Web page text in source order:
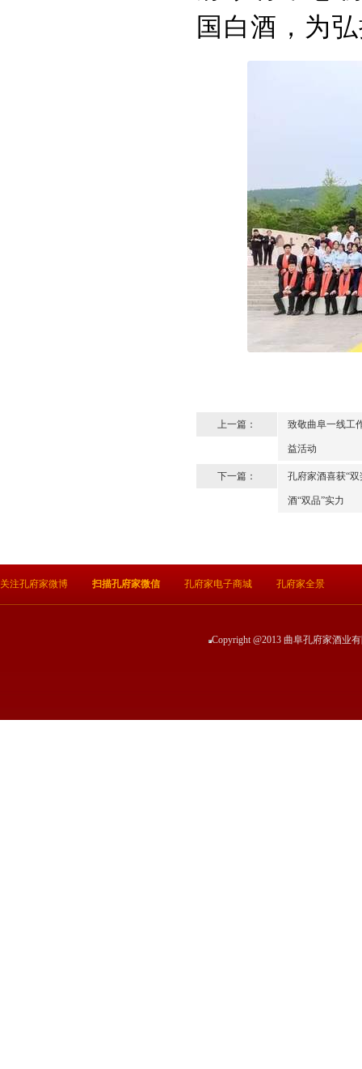
国白酒，为
上一篇： 致敬曲阜一线工
益活动
下一篇： 孔府家酒喜获“
酒“双品”实力
关注孔府家微博 扫描孔府家微信 孔府家电子商城 孔府家全景
Copyright @2013 曲阜孔府家酒业